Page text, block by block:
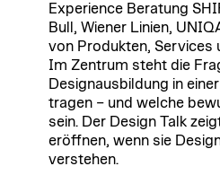
Experience Beratung
Bull, Wiener Linien,
von Produkten, Services
Im Zentrum steht die
Designausbildung in
tragen – und welche
sein. Der Design Talk
eröffnen, wenn sie
verstehen.